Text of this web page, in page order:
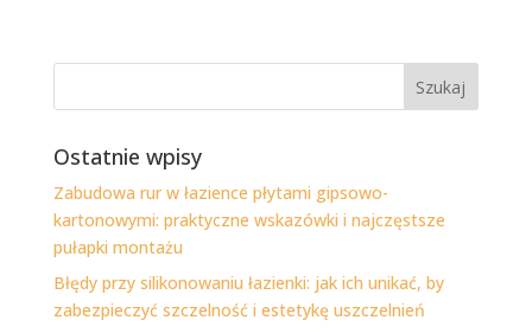
Ostatnie wpisy
Zabudowa rur w łazience płytami gipsowo-
kartonowymi: praktyczne wskazówki i najczęstsze
pułapki montażu
Błędy przy silikonowaniu łazienki: jak ich unikać, by
zabezpieczyć szczelność i estetykę uszczelnień